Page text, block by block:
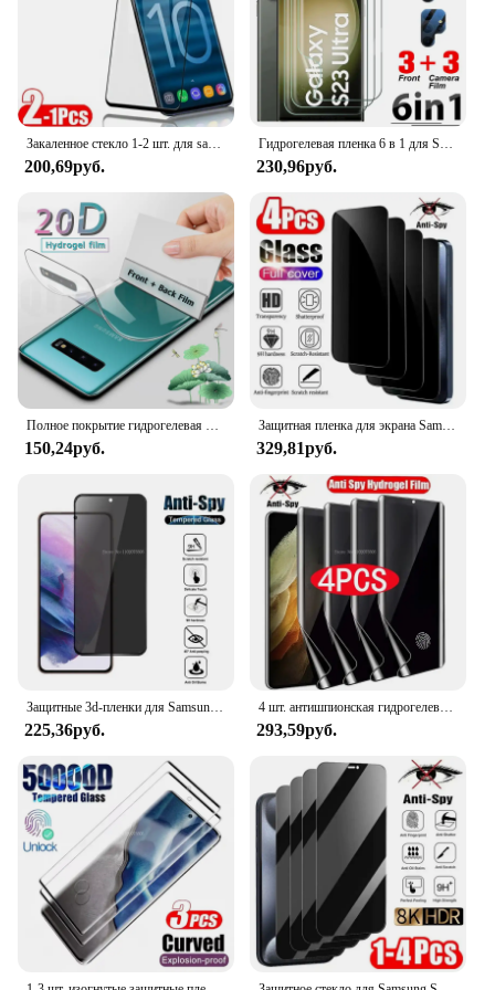
200,69руб. 230,96руб.
150,24руб.
Защитная пленка для экрана Samsung S24 Ultra S23 S22 Plus S21 S20 FE S10e A55 A54 A53 5G A35 A34 A33 A15 A14 A13 Antispy Glass
329,81руб.
225,36руб.
4 шт. антишпионская гидрогелевая пленка для Samsung S21 S20 S22 S23 S24 Ultra FE Note 20 10 9 8 S10 S9 S8 Plus S10E Защитная пленка для экрана конфиденциальности
293,59руб.